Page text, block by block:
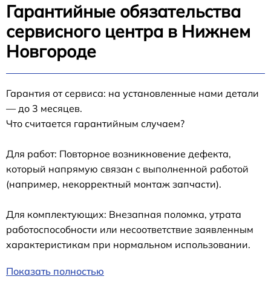
Гарантийные обязательства
сервисного центра в Нижнем
Новгороде
Гарантия от сервиса: на установленные нами детали
— до 3 месяцев.
Что считается гарантийным случаем?
Для работ: Повторное возникновение дефекта,
который напрямую связан с выполненной работой
(например, некорректный монтаж запчасти).
Для комплектующих: Внезапная поломка, утрата
работоспособности или несоответствие заявленным
характеристикам при нормальном использовании.
Показать полностью